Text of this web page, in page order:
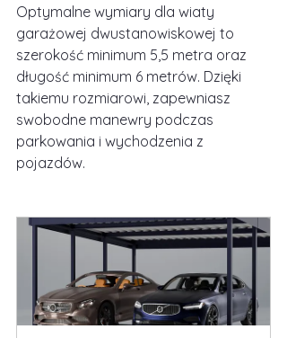
Optymalne wymiary dla wiaty
garażowej dwustanowiskowej to
szerokość minimum 5,5 metra oraz
długość minimum 6 metrów. Dzięki
takiemu rozmiarowi, zapewniasz
swobodne manewry podczas
parkowania i wychodzenia z
pojazdów.